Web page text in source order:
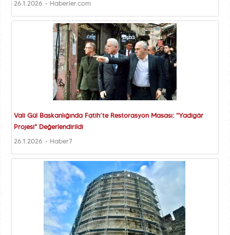
26.1.2026 - Haberler.com
Vali Gül Başkanlığında Fatih’te Restorasyon Masası: "Yadigâr
Projesi" Değerlendirildi
26.1.2026 - Haber7